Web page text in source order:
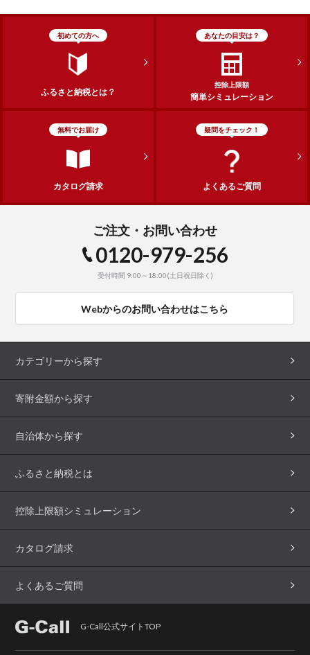
初めての方へ
ふるさと納税とは？
あなたの目安は？
控除上限額
簡単シミュレーション
無料でお届け
カタログ請求
疑問をチェック！
よくあるご質問
ご注文・お問い合わせ
0120-979-256
受付時間 9:00～18:00(土日祝日除く)
Webからのお問い合わせはこちら
カテゴリーから探す
寄附金額から探す
自治体から探す
ふるさと納税とは
控除上限額シミュレーション
カタログ請求
よくあるご質問
G-Call公式サイトTOP